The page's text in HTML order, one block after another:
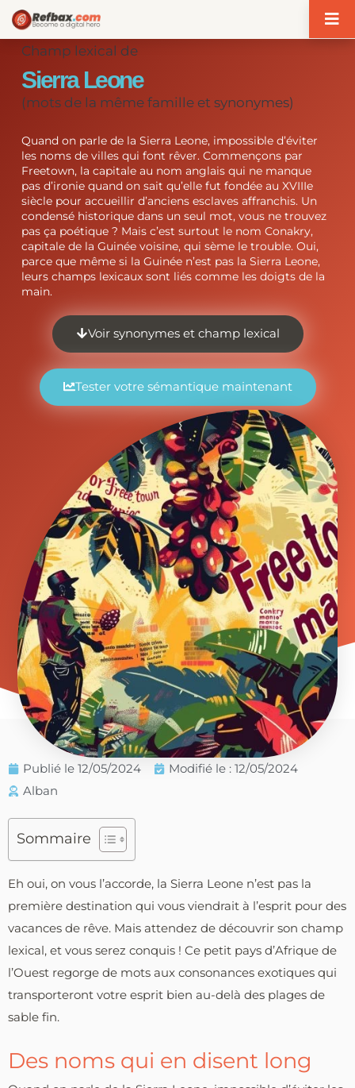
Champ lexical de
Sierra Leone
(mots de la même famille et synonymes)
Quand on parle de la Sierra Leone, impossible d’éviter
les noms de villes qui font rêver. Commençons par
Freetown, la capitale au nom anglais qui ne manque
pas d’ironie quand on sait qu’elle fut fondée au XVIIIe
siècle pour accueillir d’anciens esclaves affranchis. Un
condensé historique dans un seul mot, vous ne trouvez
pas ça poétique ? Mais c’est surtout le nom Conakry,
capitale de la Guinée voisine, qui sème le trouble. Oui,
parce que même si la Guinée n’est pas la Sierra Leone,
leurs champs lexicaux sont liés comme les doigts de la
main.
Voir synonymes et champ lexical
Tester votre sémantique maintenant
Publié le 12/05/2024
Modifié le : 12/05/2024
Alban
Sommaire
Eh oui, on vous l’accorde, la Sierra Leone n’est pas la
première destination qui vous viendrait à l’esprit pour des
vacances de rêve. Mais attendez de découvrir son champ
lexical, et vous serez conquis ! Ce petit pays d’Afrique de
l’Ouest regorge de mots aux consonances exotiques qui
transporteront votre esprit bien au-delà des plages de
sable fin.
Des noms qui en disent long
Panneau de gestion des cookies